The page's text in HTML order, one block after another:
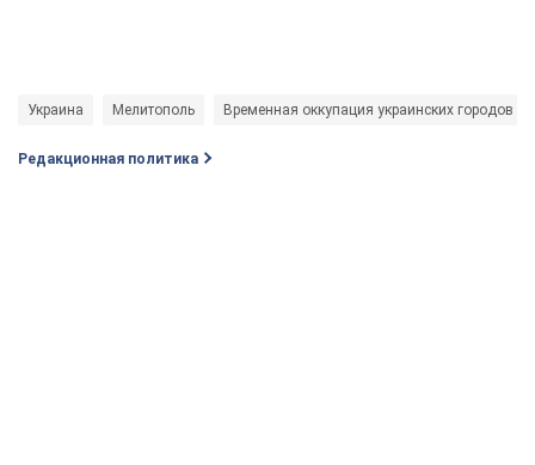
Украина Мелитополь Временная оккупация украинских городов
Редакционная политика